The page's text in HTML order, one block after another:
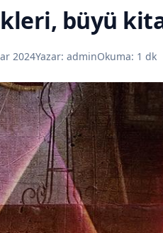
büyü
2024Yazar: adminOkuma: 1 dk